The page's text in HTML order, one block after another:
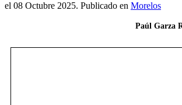
el 08 Octubre 2025. Publicado en Morelos
Paúl Garza